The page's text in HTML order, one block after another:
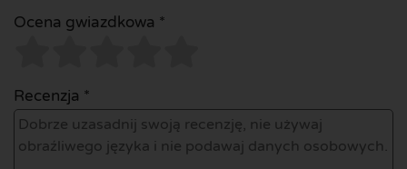
Ocena gwiazdkowa *
Recenzja *